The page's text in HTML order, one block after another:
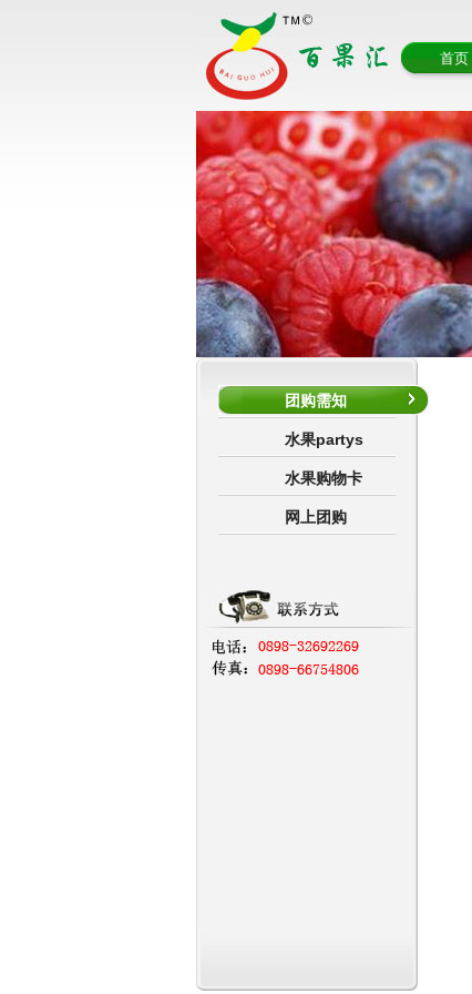
首页
团购需知
水果partys
水果购物卡
网上团购